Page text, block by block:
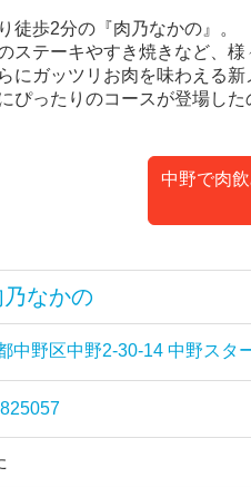
徒歩2分の『肉乃なかの』。
ステーキやすき焼きなど、
にガッツリお肉を味わえる
ぴったりのコースが登場した
中野で肉
なかの
中野区中野2-30-14 中野スタ